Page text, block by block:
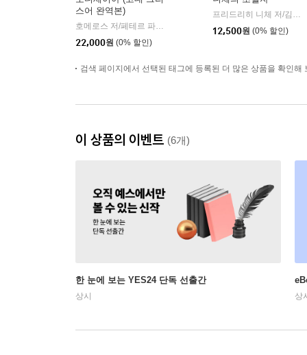
스어 완역본)
| 현대지성
22,000원 (0% 할인)
12,500원 (0% 할인)
검색 페이지에서 선택된 태그에 등록된 더 많은 상품을 확인해
이 상품의 이벤트 (6개)
한 눈에 보는 YES24 단독 선출간
상시 상